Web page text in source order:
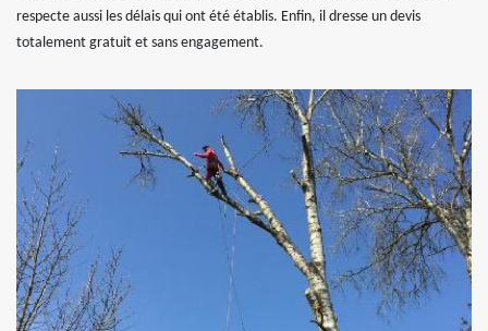
respecte aussi les délais qui ont été établis. Enfin, il dresse un devis
totalement gratuit et sans engagement.